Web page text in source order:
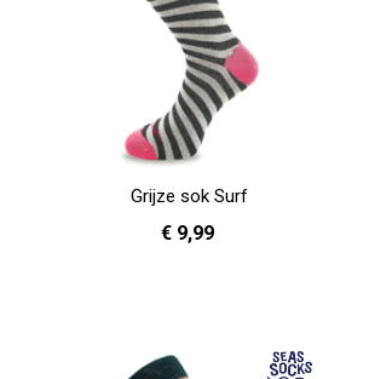
Grijze sok Surf
€ 9,99